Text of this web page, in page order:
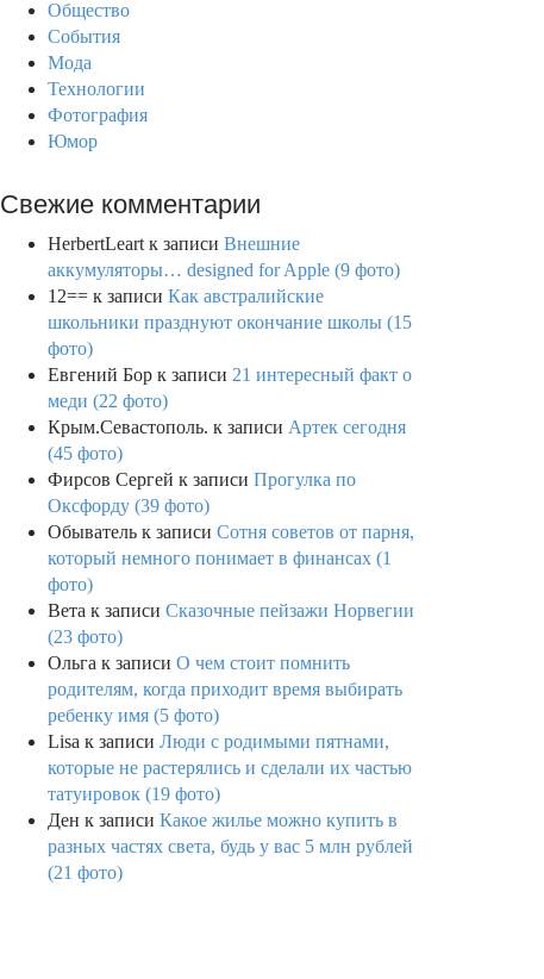
Общество
События
Мода
Технологии
Фотография
Юмор
Свежие комментарии
HerbertLeart к записи Внешние
аккумуляторы… designed for Apple (9 фото)
12== к записи Как австралийские
школьники празднуют окончание школы (15
фото)
Евгений Бор к записи 21 интересный факт о
меди (22 фото)
Крым.Севастополь. к записи Артек сегодня
(45 фото)
Фирсов Сергей к записи Прогулка по
Оксфорду (39 фото)
Обыватель к записи Сотня советов от парня,
который немного понимает в финансах (1
фото)
Вета к записи Сказочные пейзажи Норвегии
(23 фото)
Ольга к записи О чем стоит помнить
родителям, когда приходит время выбирать
ребенку имя (5 фото)
Lisa к записи Люди с родимыми пятнами,
которые не растерялись и сделали их частью
татуировок (19 фото)
Ден к записи Какое жилье можно купить в
разных частях света, будь у вас 5 млн рублей
(21 фото)